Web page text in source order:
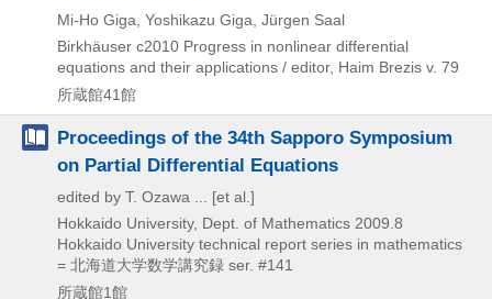
Mi-Ho Giga, Yoshikazu Giga, Jürgen Saal
Birkhäuser c2010 Progress in nonlinear differential
equations and their applications / editor, Haim Brezis v. 79
所蔵館41館
Proceedings of the 34th Sapporo Symposium
on Partial Differential Equations
edited by T. Ozawa ... [et al.]
Hokkaido University, Dept. of Mathematics 2009.8
Hokkaido University technical report series in mathematics
= 北海道大学数学講究録 ser. #141
所蔵館1館